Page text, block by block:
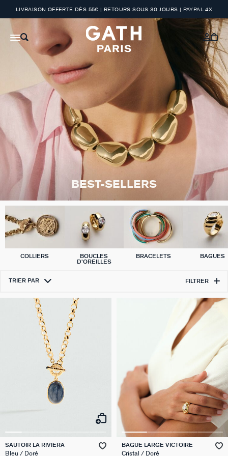
LIVRAISON OFFERTE DÈS 55€ | RETOURS SOUS 30 JOURS | PAYPAL 4X
BEST-SELLERS
COLLIERS
BOUCLES
D'OREILLES
BRACELETS BAGUES
TRIER PAR FILTRER
SAUTOIR LA RIVIERA
Bleu / Doré
BAGUE LARGE VICTOIRE
Cristal / Doré